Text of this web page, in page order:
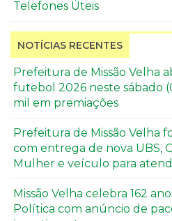
Telefones Úteis
NOTÍCIAS RECENTES
Prefeitura de Missão Velha
futebol 2026 neste sábado
mil em premiações
Prefeitura de Missão Velha
com entrega de nova UBS,
Mulher e veículo para
Missão Velha celebra 162
Política com anúncio de